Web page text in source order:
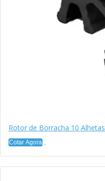
Rotor de Borracha 10 Alhetas
Cotar Agora